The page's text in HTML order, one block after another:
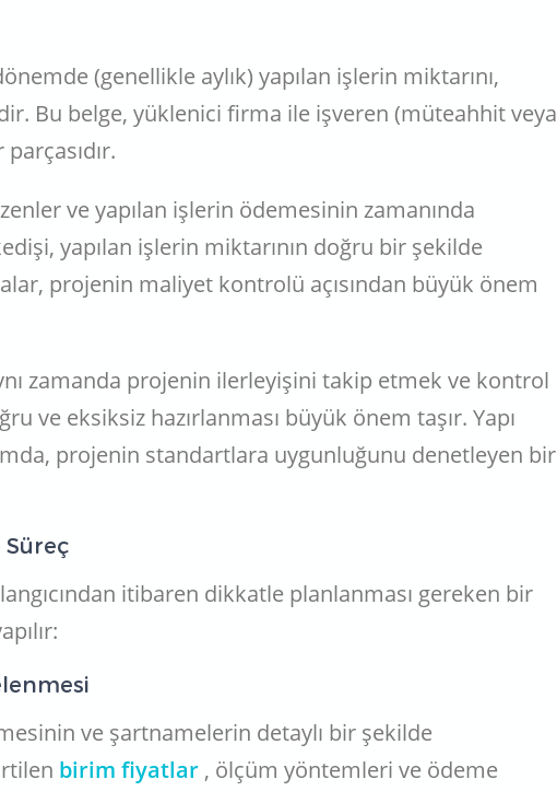
(genellikle aylık) yapılan işlerin miktarını,
Bu belge, yüklenici firma ile işveren (müteahhit veya
ve yapılan işlerin ödemesinin zamanında
yapılan işlerin miktarının doğru bir şekilde
projenin maliyet kontrolü açısından büyük önem
zamanda projenin ilerleyişini takip etmek ve kontrol
ve eksiksiz hazırlanması büyük önem taşır. Yapı
projenin standartlara uygunluğunu denetleyen bir
Süreç
itibaren dikkatle planlanması gereken bir
ve şartnamelerin detaylı bir şekilde
birim fiyatlar , ölçüm yöntemleri ve ödeme